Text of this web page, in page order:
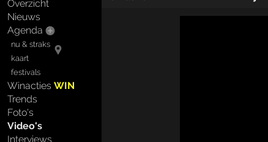
Overzicht
Nieuws
Agenda
nu & straks
kaart
festivals
WinactiesWIN
Trends
Foto's
Video's
Interviews